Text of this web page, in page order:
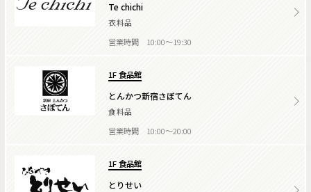
Te chichi
衣料品
営業時間 10:00～19:30
1F 食品館
とんかつ新宿さぼてん
食料品
営業時間 10:00～20:00
1F 食品館
とりせい